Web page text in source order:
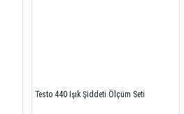
Testo 440 Işık Şiddeti Ölçüm Seti